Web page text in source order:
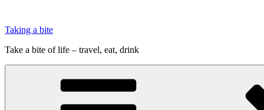
indhold
Taking a bite
Take a bite of life – travel, eat, drink